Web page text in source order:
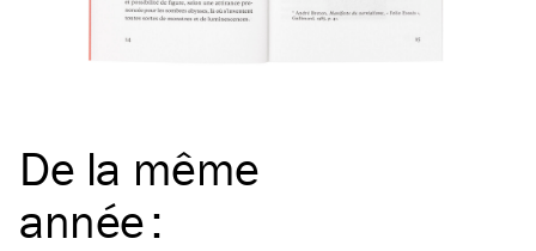
De la même
année: